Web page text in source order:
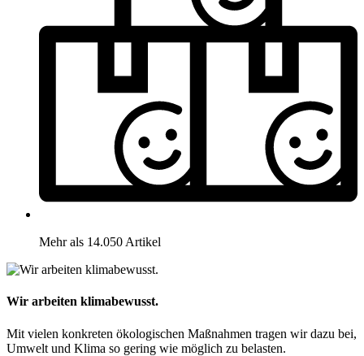
Mehr als 14.050 Artikel
Wir arbeiten klimabewusst.
Mit vielen konkreten ökologischen Maßnahmen tragen wir dazu bei,
Umwelt und Klima so gering wie möglich zu belasten.